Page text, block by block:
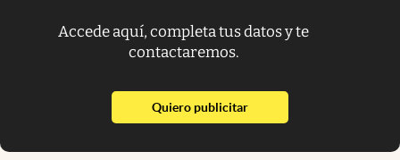
Accede aquí, completa tus datos y te
contactaremos.
Quiero publicitarabre en nueva pestaña